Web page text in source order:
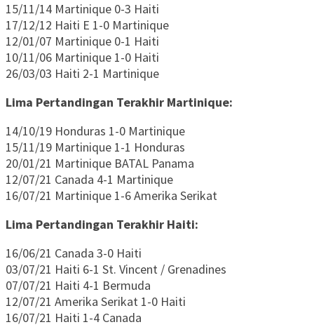
15/11/14 Martinique 0-3 Haiti
17/12/12 Haiti E 1-0 Martinique
12/01/07 Martinique 0-1 Haiti
10/11/06 Martinique 1-0 Haiti
26/03/03 Haiti 2-1 Martinique
Lima Pertandingan Terakhir Martinique:
14/10/19 Honduras 1-0 Martinique
15/11/19 Martinique 1-1 Honduras
20/01/21 Martinique BATAL Panama
12/07/21 Canada 4-1 Martinique
16/07/21 Martinique 1-6 Amerika Serikat
Lima Pertandingan Terakhir Haiti:
16/06/21 Canada 3-0 Haiti
03/07/21 Haiti 6-1 St. Vincent / Grenadines
07/07/21 Haiti 4-1 Bermuda
12/07/21 Amerika Serikat 1-0 Haiti
16/07/21 Haiti 1-4 Canada